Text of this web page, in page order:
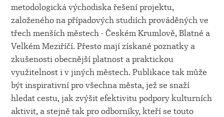
metodologická východiska řešení projektu,
založeného na případových studiích prováděných ve
třech menších městech - Českém Krumlově, Blatné a
Velkém Meziříčí. Přesto mají získané poznatky a
zkušenosti obecnější platnost a praktickou
využitelnost i v jiných městech. Publikace tak může
být inspirativní pro všechna města, jež se snaží
hledat cestu, jak zvýšit efektivitu podpory kulturních
aktivit, a stejně tak pro odborníky, kteří se touto